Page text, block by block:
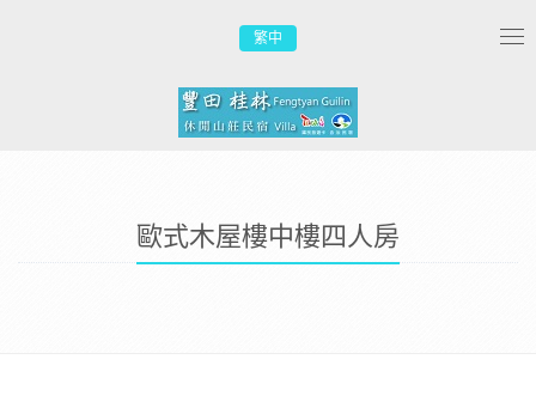
繁中
歐式木屋樓中樓四人房